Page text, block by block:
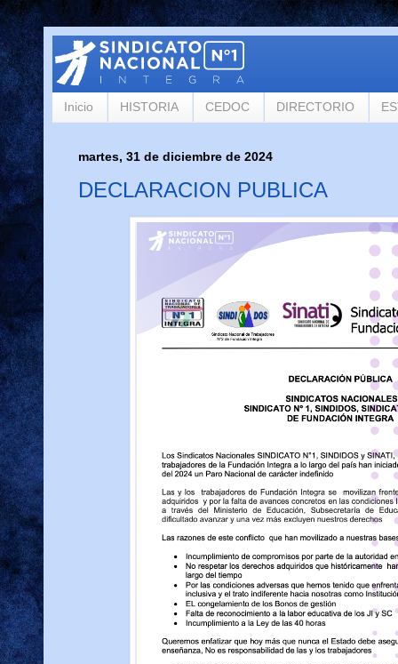
Inicio HISTORIA CEDOC DIRECTORIO
martes, 31 de diciembre de 2024
DECLARACION PUBLICA